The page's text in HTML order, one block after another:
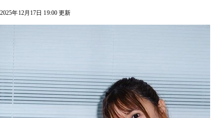
2025年12月17日 19:00 更新